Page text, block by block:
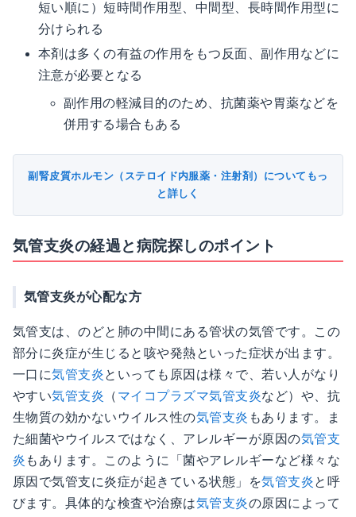
短い順に）短時間作用型、中間型、長時間作用型に
分けられる
本剤は多くの有益の作用をもつ反面、副作用などに
注意が必要となる
副作用の軽減目的のため、抗菌薬や胃薬などを
併用する場合もある
副腎皮質ホルモン（ステロイド内服薬・注射剤）についてもっ
と詳しく
気管支炎の経過と病院探しのポイント
気管支炎が心配な方
気管支は、のどと肺の中間にある管状の気管です。この
部分に炎症が生じると咳や発熱といった症状が出ます。
一口に気管支炎といっても原因は様々で、若い人がなり
やすい気管支炎 （ マイコプラズマ気管支炎など）や、抗
生物質の効かないウイルス性の気管支炎 もあります。ま
た細菌やウイルスではなく、アレルギーが原因の気管支
炎 もあります。このように「菌やアレルギーなど様々な
原因で気管支に炎症が起きている状態」を気管支炎と呼
びます。具体的な検査や治療は気管支炎の原因によって